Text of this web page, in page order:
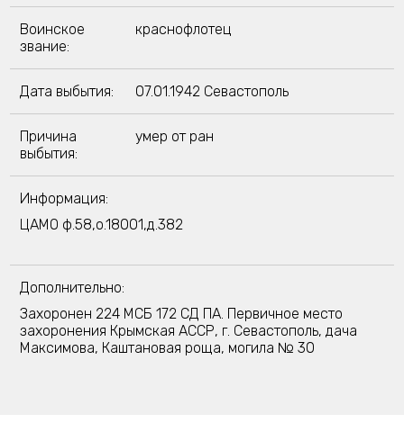
Воинское
звание:
краснофлотец
Дата выбытия: 07.01.1942 Севастополь
Причина
выбытия:
умер от ран
Информация:
ЦАМО ф.58,о.18001,д.382
Дополнительно:
Захоронен 224 МСБ 172 СД ПА. Первичное место
захоронения Крымская АССР, г. Севастополь, дача
Максимова, Каштановая роща, могила № 30